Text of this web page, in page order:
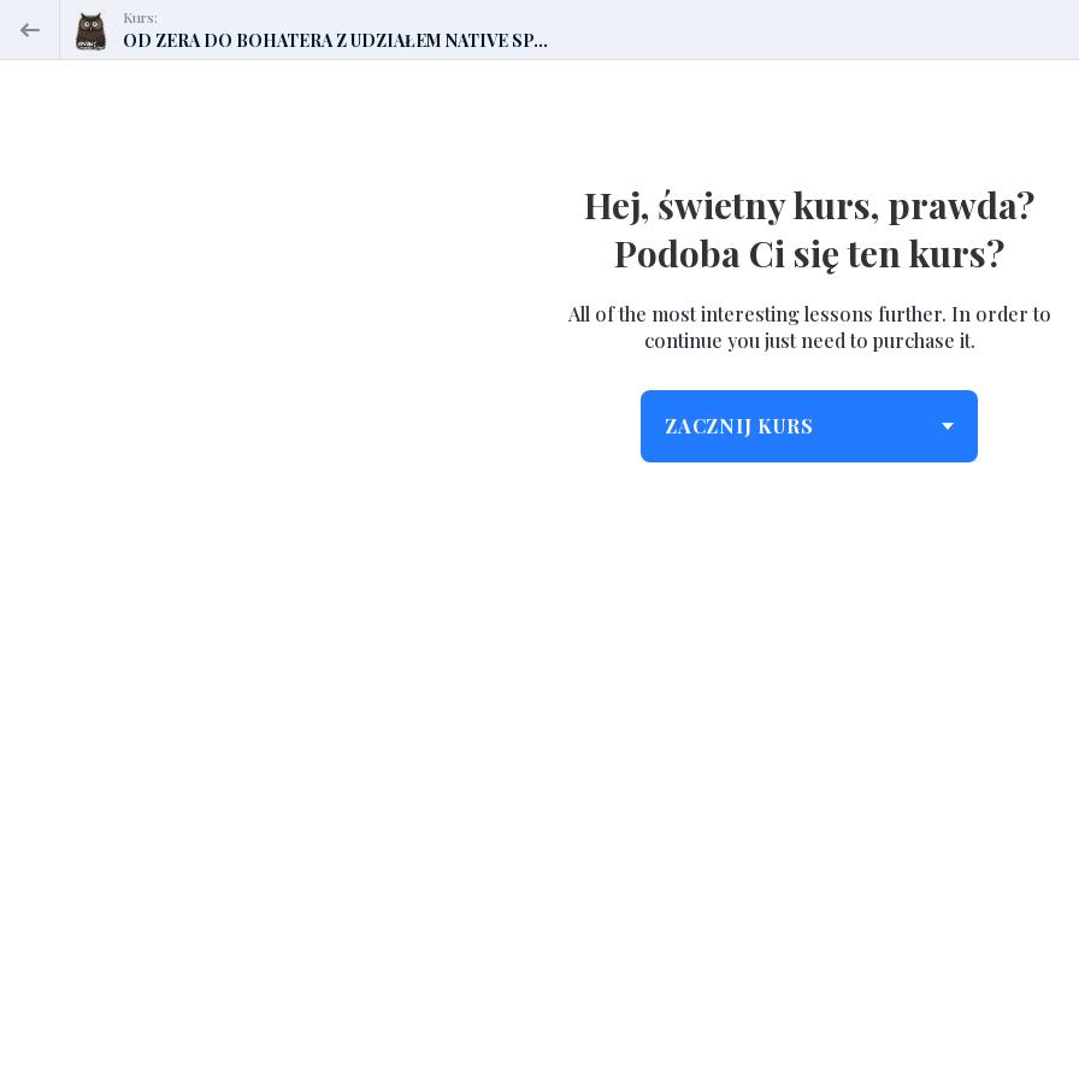
Kurs:
OD ZERA DO BOHATERA Z UDZIAŁEM NATIVE SP...
Hej, świetny kurs, prawda?
Podoba Ci się ten kurs?
All of the most interesting lessons further. In order to
continue you just need to purchase it.
ZACZNIJ KURS